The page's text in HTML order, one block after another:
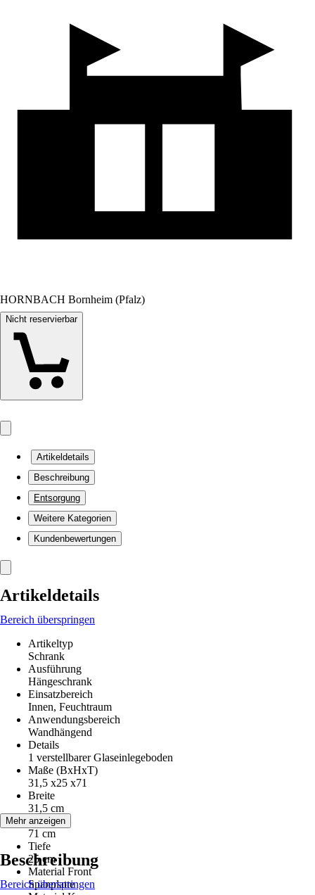
HORNBACH Bornheim (Pfalz)
Nicht reservierbar
Artikeldetails
Beschreibung
Entsorgung
Weitere Kategorien
Kundenbewertungen
Artikeldetails
Bereich überspringen
Artikeltyp
Schrank
Ausführung
Hängeschrank
Einsatzbereich
Innen, Feuchtraum
Anwendungsbereich
Wandhängend
Details
1 verstellbarer Glaseinlegeboden
Maße (BxHxT)
31,5 x25 x71
Breite
31,5 cm
Höhe
71 cm
Tiefe
25 cm
Material Front
Spanplatte
Mehr anzeigen
Beschreibung
Bereich überspringen